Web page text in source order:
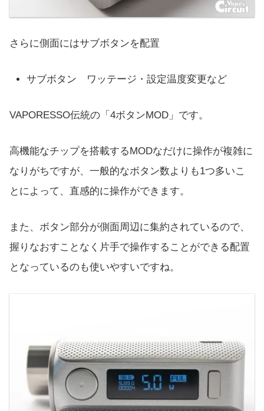
さらに側面にはサブボタンを配置
サブボタン ワッテージ・設定温度変更など
VAPORESSO伝統の「4ボタンMOD」です。
高機能なチップを搭載するMODなだけに操作が複雑に
なりがちですが、一般的なボタン数よりも1つ多いこ
とによって、直感的に操作ができます。
また、ボタン部分が側面周辺に集約されているので、
握りなおすことなく片手で操作することができる配置
となっているのも使いやすいですね。